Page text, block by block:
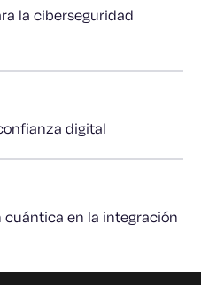
la ciberseguridad
digital
cuántica en la integración